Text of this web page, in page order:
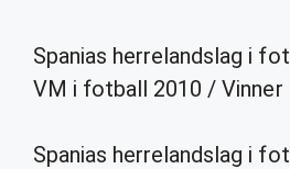
Spanias herrelandslag i
VM i fotball 2010 /Vinner
Spanias herrelandslag i